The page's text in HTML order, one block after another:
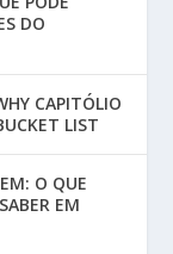
DO
CAPITÓLIO
LIST
O QUE
EM